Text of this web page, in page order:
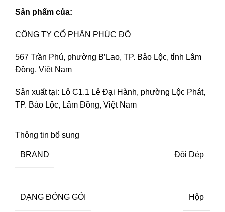
Sản phẩm của:
CÔNG TY CỔ PHẦN PHÚC ĐÔ
567 Trần Phú, phường B’Lao, TP. Bảo Lộc, tỉnh Lâm
Đồng, Việt Nam
Sản xuất tại: Lô C1.1 Lê Đại Hành, phường Lộc Phát,
TP. Bảo Lộc, Lâm Đồng, Việt Nam
Thông tin bổ sung
BRAND Đôi Dép
DẠNG ĐÓNG GÓI Hộp